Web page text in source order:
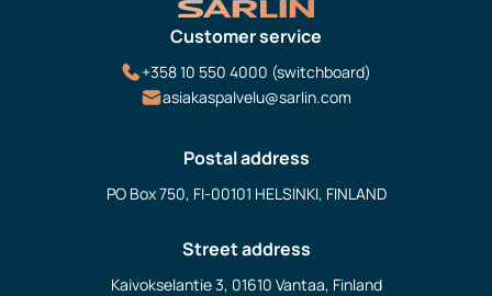
Customer service
+358 10 550 4000 (switchboard)
asiakaspalvelu@sarlin.com
Postal address
PO Box 750, FI-00101 HELSINKI, FINLAND
Street address
Kaivokselantie 3, 01610 Vantaa, Finland